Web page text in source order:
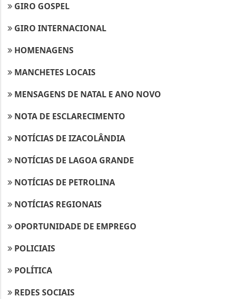
GIRO GOSPEL
GIRO INTERNACIONAL
HOMENAGENS
MANCHETES LOCAIS
MENSAGENS DE NATAL E ANO NOVO
NOTA DE ESCLARECIMENTO
NOTÍCIAS DE IZACOLÂNDIA
NOTÍCIAS DE LAGOA GRANDE
NOTÍCIAS DE PETROLINA
NOTÍCIAS REGIONAIS
OPORTUNIDADE DE EMPREGO
POLICIAIS
POLÍTICA
REDES SOCIAIS
Esse site utiliza cookies para melhorar sua
experiência de navegação. Ao continuar o acesso,
entendemos que você concorda com nossos Termos
de Uso e Privacidade.